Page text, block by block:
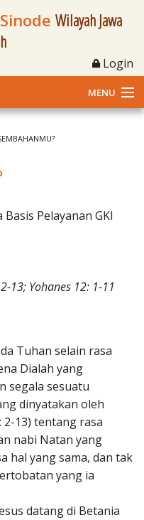
Wilayah Jawa
Login
MENU
Pelayanan GKI
13; Yohanes 12: 1-11
Tuhan selain rasa
Dialah yang
segala sesuatu
dinyatakan oleh
2-13) tentang rasa
nabi Natan yang
hal yang sama, dan tak
yang ia
datang di Betania